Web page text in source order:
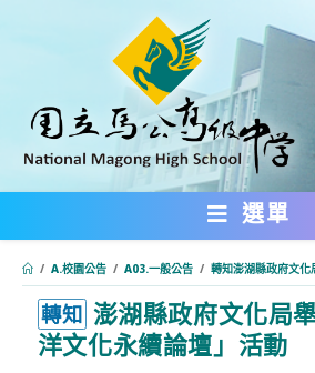
內
選單
/ A.校園公告 / A03.一般公告 / 轉知澎湖縣政府文
轉知 澎湖縣政府文化局
洋文化永續論壇」活動